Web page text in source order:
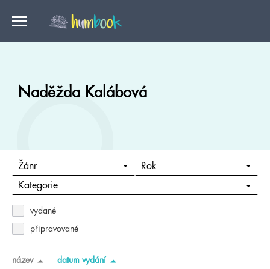
Naděžda Kalábová
Žánr Rok
Kategorie
vydané
připravované
název datum vydání